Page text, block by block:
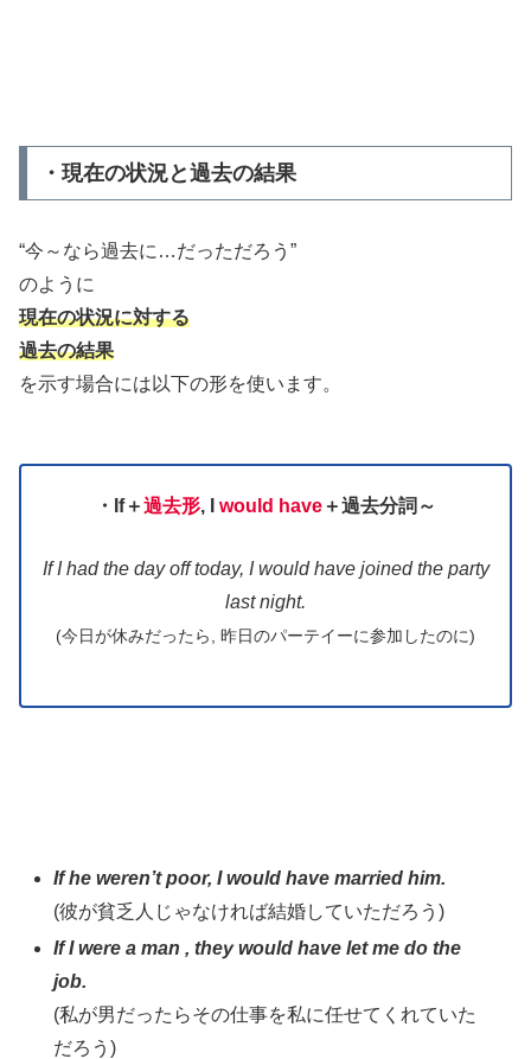
・現在の状況と過去の結果
“今～なら過去に…だっただろう”
のように
現在の状況に対する
過去の結果
を示す場合には以下の形を使います。
・If＋過去形, I would have ＋過去分詞～
If I had the day off today, I would have joined the party
last night.
(今日が休みだったら, 昨日のパーテイーに参加したのに)
If he weren’t poor, I would have married him.
(彼が貧乏人じゃなければ結婚していただろう)
If I were a man , they would have let me do the
job.
(私が男だったらその仕事を私に任せてくれていた
だろう)